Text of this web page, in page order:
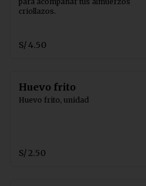
criollazos.
S/ 4.50
Huevo frito
Huevo frito, unidad
S/ 2.50